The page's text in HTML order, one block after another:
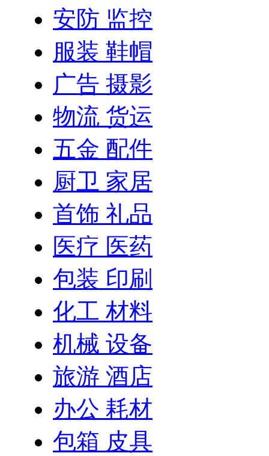
安防 监控
服装 鞋帽
广告 摄影
物流 货运
五金 配件
厨卫 家居
首饰 礼品
医疗 医药
包装 印刷
化工 材料
机械 设备
旅游 酒店
办公 耗材
包箱 皮具